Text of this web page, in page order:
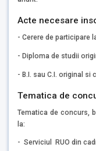
Acte necesare
- Cerere de participare
- Diploma de studii
- B.I. sau C.I. original si
Tematica de
Tematica de concurs,
la:
- Serviciul RUO din